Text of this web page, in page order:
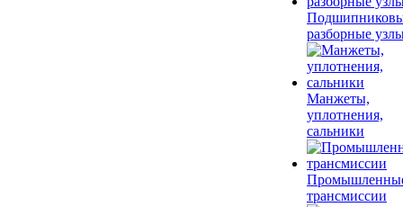
разборные
Манжеты,
уплотнения,
сальники
трансмиссии